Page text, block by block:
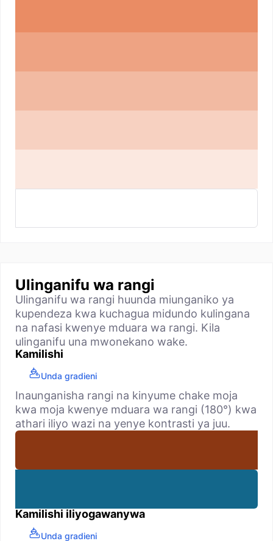
Ulinganifu wa rangi
Ulinganifu wa rangi huunda miunganiko ya
kupendeza kwa kuchagua midundo kulingana
na nafasi kwenye mduara wa rangi. Kila
ulinganifu una mwonekano wake.
Kamilishi
Unda gradieni
Inaunganisha rangi na kinyume chake moja
kwa moja kwenye mduara wa rangi (180°) kwa
athari iliyo wazi na yenye kontrasti ya juu.
Kamilishi iliyogawanywa
Unda gradieni